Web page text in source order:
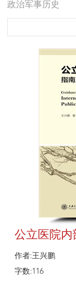
政治军事历史
公立医院内
作者:王兴鹏
字数:116